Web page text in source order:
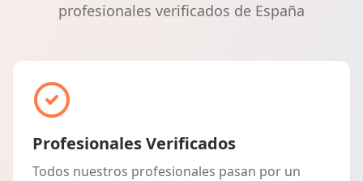
profesionales verificados de España
Profesionales Verificados
Todos nuestros profesionales pasan por un